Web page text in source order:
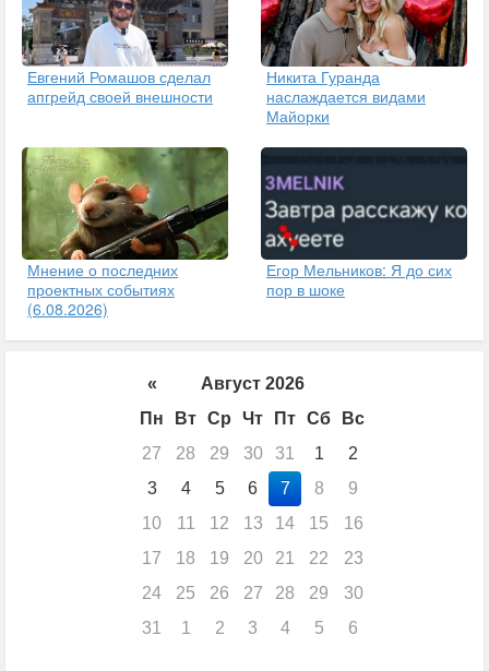
Евгений Ромашов сделал
апгрейд своей внешности
Никита Гуранда
наслаждается видами
Майорки
Мнение о последних
проектных событиях
(6.08.2026)
Егор Мельников: Я до сих
пор в шоке
«
Август 2026
Пн
Вт Ср Чт Пт Сб
Вс
27
28 29 30 31 1
2
3
4 5 6 7 8
9
10
11 12 13 14 15
16
17
18 19 20 21 22
23
24
25 26 27 28 29
30
31
1 2 3 4 5 6